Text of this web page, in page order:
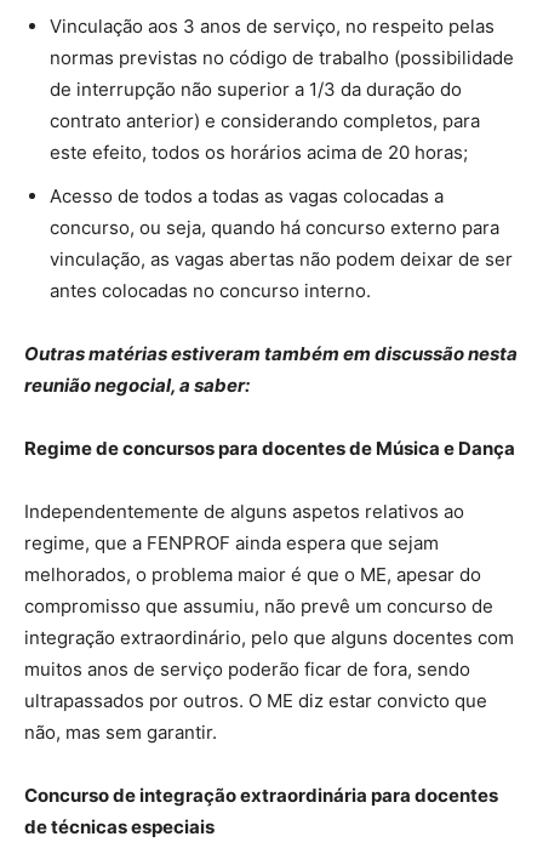
Vinculação aos 3 anos de serviço, no respeito pelas
normas previstas no código de trabalho (possibilidade
de interrupção não superior a 1/3 da duração do
contrato anterior) e considerando completos, para
este efeito, todos os horários acima de 20 horas;
Acesso de todos a todas as vagas colocadas a
concurso, ou seja, quando há concurso externo para
vinculação, as vagas abertas não podem deixar de ser
antes colocadas no concurso interno.
Outras matérias estiveram também em discussão nesta
reunião negocial, a saber:
Regime de concursos para docentes de Música e Dança
Independentemente de alguns aspetos relativos ao
regime, que a FENPROF ainda espera que sejam
melhorados, o problema maior é que o ME, apesar do
compromisso que assumiu, não prevê um concurso de
integração extraordinário, pelo que alguns docentes com
muitos anos de serviço poderão ficar de fora, sendo
ultrapassados por outros. O ME diz estar convicto que
não, mas sem garantir.
Concurso de integração extraordinária para docentes
de técnicas especiais